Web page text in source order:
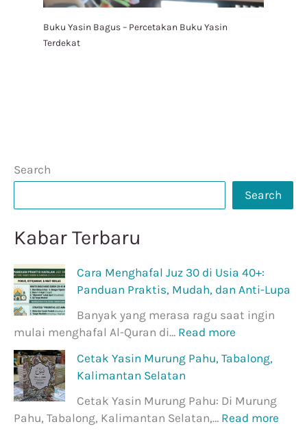
Buku Yasin Bagus – Percetakan Buku Yasin
Terdekat
Search
Search
Kabar Terbaru
Cara Menghafal Juz 30 di Usia 40+:
Panduan Praktis, Mudah, dan Anti-Lupa
Banyak yang merasa ragu saat ingin
mulai menghafal Al-Quran di… Read more
Cetak Yasin Murung Pahu, Tabalong,
Kalimantan Selatan
Cetak Yasin Murung Pahu: Di Murung
Pahu, Tabalong, Kalimantan Selatan,… Read more